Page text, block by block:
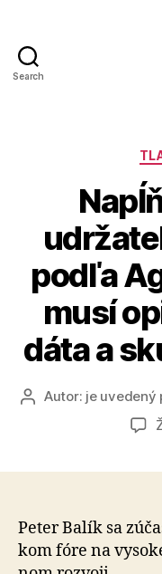
Search
podľa
musí
dáta a
AutorAutor: je uvedený
Peter Balík sa
kom fóre na